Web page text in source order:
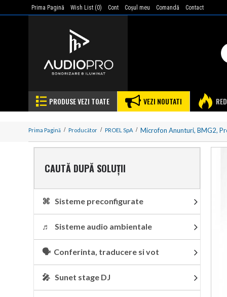
Prima Pagină Wish List (0) Cont Coşul meu Comandă Contact
PRODUSE VEZI TOATE VEZI NOUTATI
Prima Pagină Producător PROEL SpA Microfon Anunturi, BMG2,
CAUTĂ DUPĂ SOLUȚII
⌘ Sisteme preconfigurate
♬ Sisteme audio ambientale
🗣 Conferinta, traducere si vot
🎤 Sunet stage DJ